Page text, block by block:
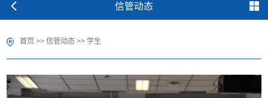
信管动态
首页 >>信管动态 >>学生